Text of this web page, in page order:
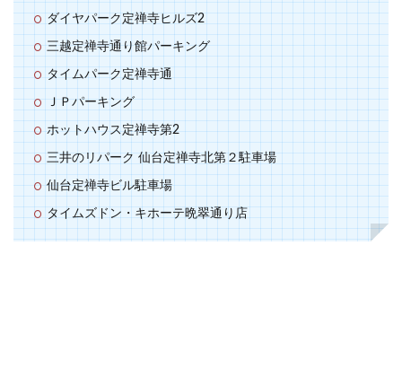
ダイヤパーク定禅寺ヒルズ2
三越定禅寺通り館パーキング
タイムパーク定禅寺通
ＪＰパーキング
ホットハウス定禅寺第2
三井のリパーク 仙台定禅寺北第２駐車場
仙台定禅寺ビル駐車場
タイムズドン・キホーテ晩翠通り店